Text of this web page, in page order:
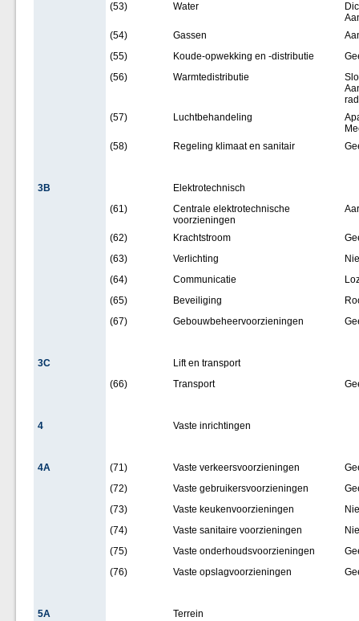
(53)
Water
(54)
Gassen
(55)
Koude-opwekking en -distributie
(56)
Warmtedistributie
(57)
Luchtbehandeling
(58)
Regeling klimaat en sanitair
3B
Elektrotechnisch
(61)
Centrale elektrotechnische
voorzieningen
(62) Krachtstroom
(63)
Verlichting
(64)
Communicatie
(65)
Beveiliging
(67)
Gebouwbeheervoorzieningen
3C
Lift en transport
(66)
Transport
4 Vaste inrichtingen
4A (71) Vaste verkeersvoorzieningen
(72)
Vaste gebruikersvoorzieningen
(73)
Vaste keukenvoorzieningen
(74)
Vaste sanitaire voorzieningen
(75)
Vaste onderhoudsvoorzieningen
(76)
Vaste opslagvoorzieningen
5A
Terrein